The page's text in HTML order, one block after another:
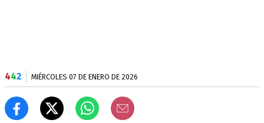
442 MIÉRCOLES 07 DE ENERO DE 2026